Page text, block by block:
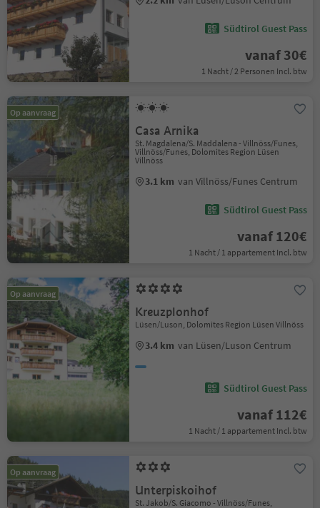
Südtirol Guest Pass
vanaf 30€
1 Nacht / 2 Personen Incl. btw
Op aanvraag
Casa Arnika
St. Magdalena/S. Maddalena - Villnöss/Funes,
Villnöss/Funes, Dolomites Region Lüsen
Villnöss
3.1 km van Villnöss/Funes Centrum
Südtirol Guest Pass
vanaf 120€
1 Nacht / 1 appartement Incl. btw
Op aanvraag
Kreuzplonhof
Lüsen/Luson, Dolomites Region Lüsen Villnöss
3.4 km van Lüsen/Luson Centrum
Südtirol Guest Pass
vanaf 112€
1 Nacht / 1 appartement Incl. btw
Op aanvraag
Unterpiskoihof
St. Jakob/S. Giacomo - Villnöss/Funes,